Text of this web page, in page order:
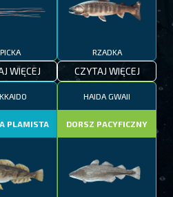
WIĘCEJ
RZADKA
CZYTAJ WIĘCEJ
PLAMISTA
HAIDA GWAII
DORSZ PACYFICZNY